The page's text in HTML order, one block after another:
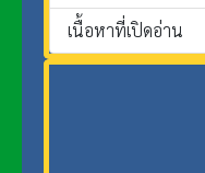
เนื้อหาที่เปิดอ่าน